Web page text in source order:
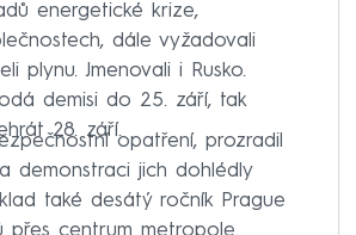
energetické krize,
dále vyžadovali
plynu. Jmenovali i Rusko.
demisi do 25. září, tak
28. září.
opatření, prozradil
demonstraci jich dohlédly
také desátý ročník Prague